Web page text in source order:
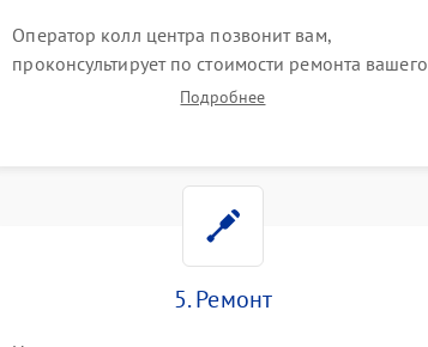
Оператор колл центра позвонит вам,
проконсультирует по стоимости ремонта вашего
синтезатора а также ответит на все ваши
Подробнее
5. Ремонт